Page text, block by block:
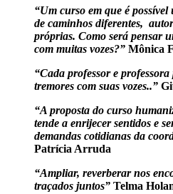
“Um curso em que é
de caminhos diferentes,
próprias. Como será pensar
com muitas vozes?” Mônica
“Cada professor e
tremores com suas vozes..”
“A proposta do curso
tende a enrijecer sentidos e
demandas cotidianas da
Patrícia Arruda
“Ampliar, reverberar nos
traçados juntos” Telma